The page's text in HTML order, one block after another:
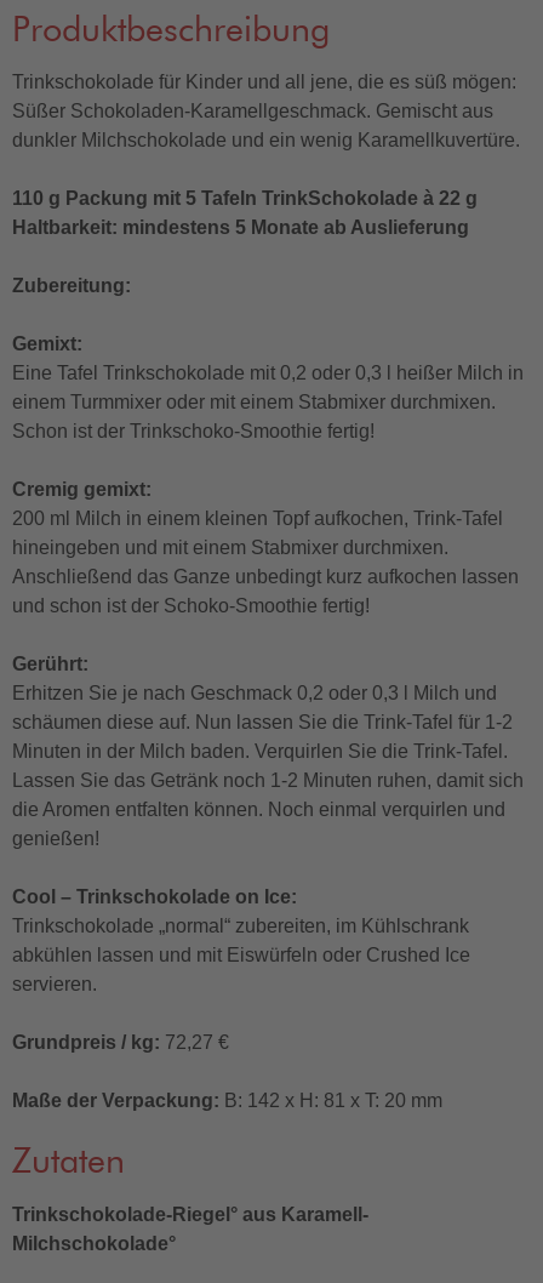
Produktbeschreibung
Trinkschokolade für Kinder und all jene, die es süß mögen:
Süßer Schokoladen-Karamellgeschmack. Gemischt aus
dunkler Milchschokolade und ein wenig Karamellkuvertüre.
110 g Packung mit 5 Tafeln TrinkSchokolade à 22 g
Haltbarkeit: mindestens 5 Monate ab Auslieferung
Zubereitung:
Gemixt:
Eine Tafel Trinkschokolade mit 0,2 oder 0,3 l heißer Milch in
einem Turmmixer oder mit einem Stabmixer durchmixen.
Schon ist der Trinkschoko-Smoothie fertig!
Cremig gemixt:
200 ml Milch in einem kleinen Topf aufkochen, Trink-Tafel
hineingeben und mit einem Stabmixer durchmixen.
Anschließend das Ganze unbedingt kurz aufkochen lassen
und schon ist der Schoko-Smoothie fertig!
Gerührt:
Erhitzen Sie je nach Geschmack 0,2 oder 0,3 l Milch und
schäumen diese auf. Nun lassen Sie die Trink-Tafel für 1-2
Minuten in der Milch baden. Verquirlen Sie die Trink-Tafel.
Lassen Sie das Getränk noch 1-2 Minuten ruhen, damit sich
die Aromen entfalten können. Noch einmal verquirlen und
genießen!
Cool – Trinkschokolade on Ice:
Trinkschokolade „normal“ zubereiten, im Kühlschrank
abkühlen lassen und mit Eiswürfeln oder Crushed Ice
servieren.
Grundpreis / kg: 72,27 €
Maße der Verpackung: B: 142 x H: 81 x T: 20 mm
Zutaten
Trinkschokolade-Riegel° aus Karamell-
Milchschokolade°